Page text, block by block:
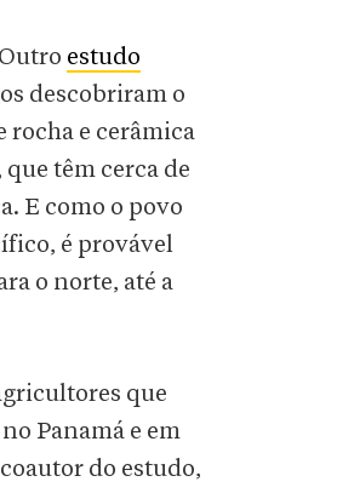
estudo
descobriram o
rocha e cerâmica
têm cerca de
E como o povo
é provável
o norte, até a
que
Panamá e em
do estudo,